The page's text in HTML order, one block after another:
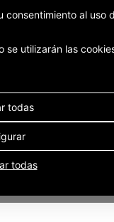
al uso
se utilizarán las
todas
todas